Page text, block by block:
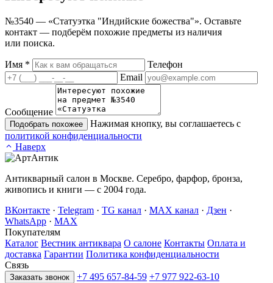
№3540 — «Статуэтка "Индийские божества"». Оставьте
контакт — подберём похожие предметы из наличия
или поиска.
Имя *
Телефон
Email
Сообщение
Подобрать похожее
Нажимая кнопку, вы соглашаетесь с
политикой конфиденциальности
Наверх
Антикварный салон в Москве. Серебро, фарфор, бронза,
живопись и книги — с 2004 года.
ВКонтакте · Telegram · TG канал · MAX канал · Дзен ·
WhatsApp · MAX
Покупателям
Каталог Вестник антиквара О салоне Контакты Оплата и
доставка Гарантии Политика конфиденциальности
Связь
Заказать звонок +7 495 657-84-59 +7 977 922-63-10